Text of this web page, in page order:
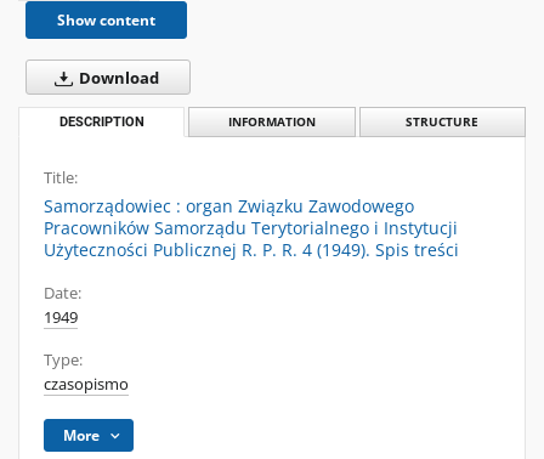
Show content
Download
DESCRIPTION INFORMATION STRUCTURE
Title:
Samorządowiec : organ Związku Zawodowego
Pracowników Samorządu Terytorialnego i Instytucji
Użyteczności Publicznej R. P. R. 4 (1949). Spis treści
Date:
1949
Type:
czasopismo
More